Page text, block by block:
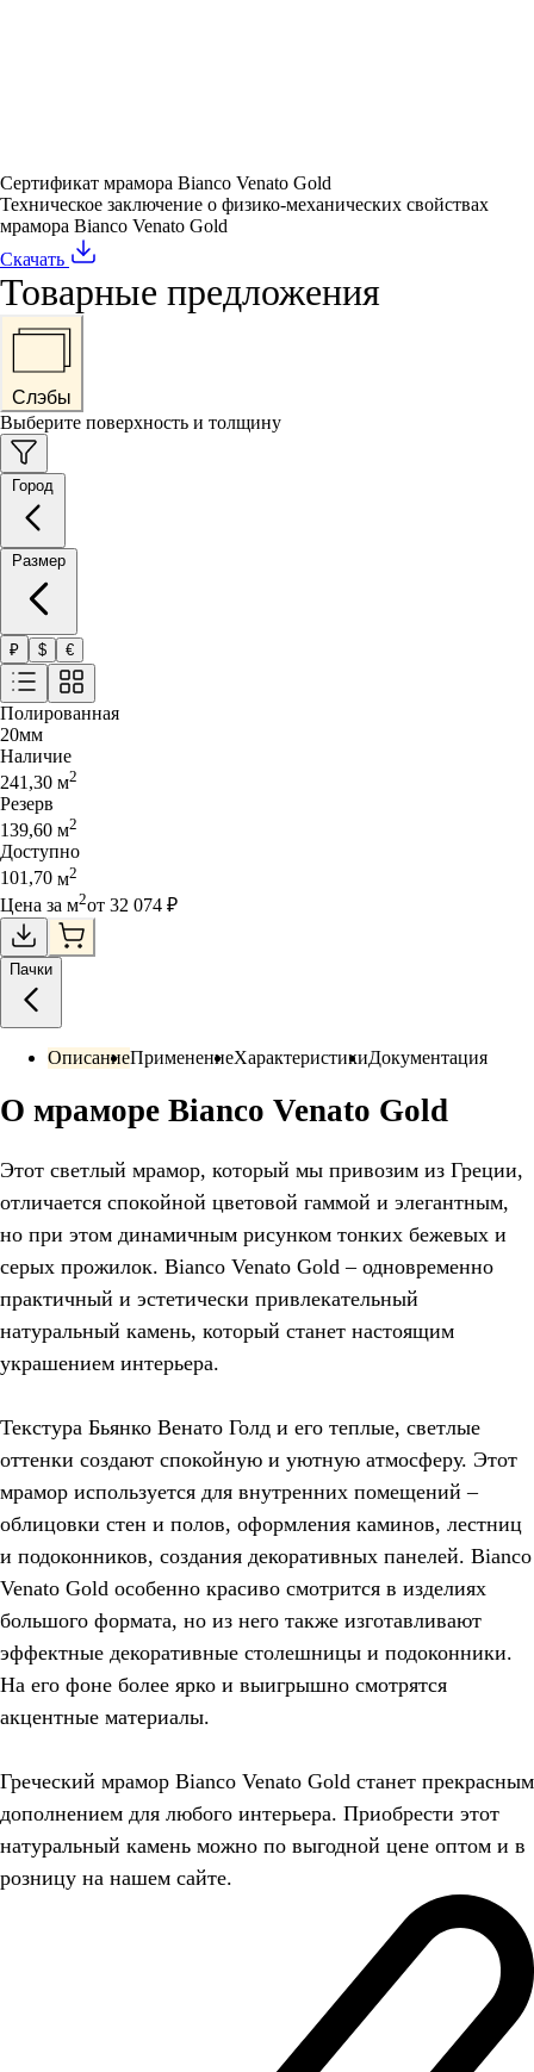
Сертификат мрамора Bianco Venato Gold
Техническое заключение о физико-механических свойствах
мрамора Bianco Venato Gold
Скачать
Товарные предложения
Слэбы
Выберите поверхность и толщину
₽ $ €
Полированная
20мм
Наличие
241,30 м2
Резерв
139,60 м2
Доступно
101,70 м2
Цена за м2от 32 074 ₽
Пачки
ОписаниеПрименениеХарактеристикиДокументация
О мраморе Bianco Venato Gold
Этот светлый мрамор, который мы привозим из Греции,
отличается спокойной цветовой гаммой и элегантным,
но при этом динамичным рисунком тонких бежевых и
серых прожилок. Bianco Venato Gold – одновременно
практичный и эстетически привлекательный
натуральный камень, который станет настоящим
украшением интерьера.
Текстура Бьянко Венато Голд и его теплые, светлые
оттенки создают спокойную и уютную атмосферу. Этот
мрамор используется для внутренних помещений –
облицовки стен и полов, оформления каминов, лестниц
и подоконников, создания декоративных панелей. Bianco
Venato Gold особенно красиво смотрится в изделиях
большого формата, но из него также изготавливают
эффектные декоративные столешницы и подоконники.
На его фоне более ярко и выигрышно смотрятся
акцентные материалы.
Греческий мрамор Bianco Venato Gold станет прекрасным
дополнением для любого интерьера. Приобрести этот
натуральный камень можно по выгодной цене оптом и в
розницу на нашем сайте.